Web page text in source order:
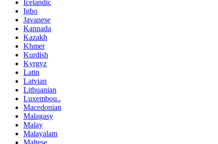
Icelandic
Igbo
Javanese
Kannada
Kazakh
Khmer
Kurdish
Kyrgyz
Latin
Latvian
Lithuanian
Luxembou..
Macedonian
Malagasy
Malay
Malayalam
Maltese